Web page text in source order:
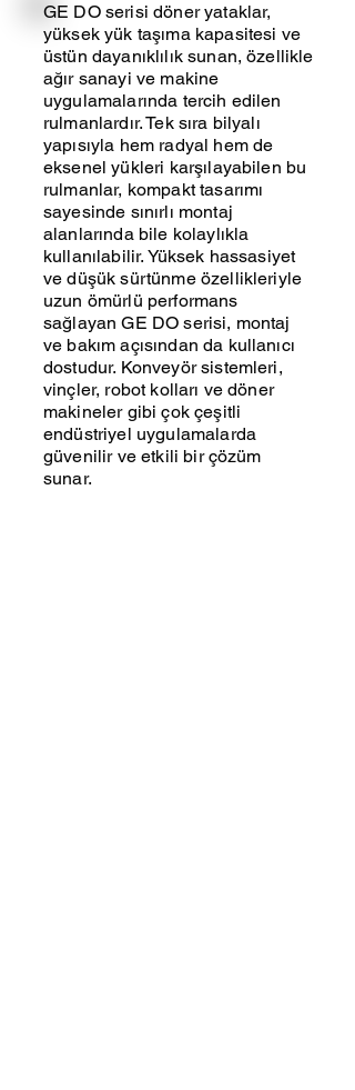
GE DO serisi döner yataklar,
yüksek yük taşıma kapasitesi ve
üstün dayanıklılık sunan, özellikle
ağır sanayi ve makine
uygulamalarında tercih edilen
rulmanlardır. Tek sıra bilyalı
yapısıyla hem radyal hem de
eksenel yükleri karşılayabilen bu
rulmanlar, kompakt tasarımı
sayesinde sınırlı montaj
alanlarında bile kolaylıkla
kullanılabilir. Yüksek hassasiyet
ve düşük sürtünme özellikleriyle
uzun ömürlü performans
sağlayan GE DO serisi, montaj
ve bakım açısından da kullanıcı
dostudur. Konveyör sistemleri,
vinçler, robot kolları ve döner
makineler gibi çok çeşitli
endüstriyel uygulamalarda
güvenilir ve etkili bir çözüm
sunar.